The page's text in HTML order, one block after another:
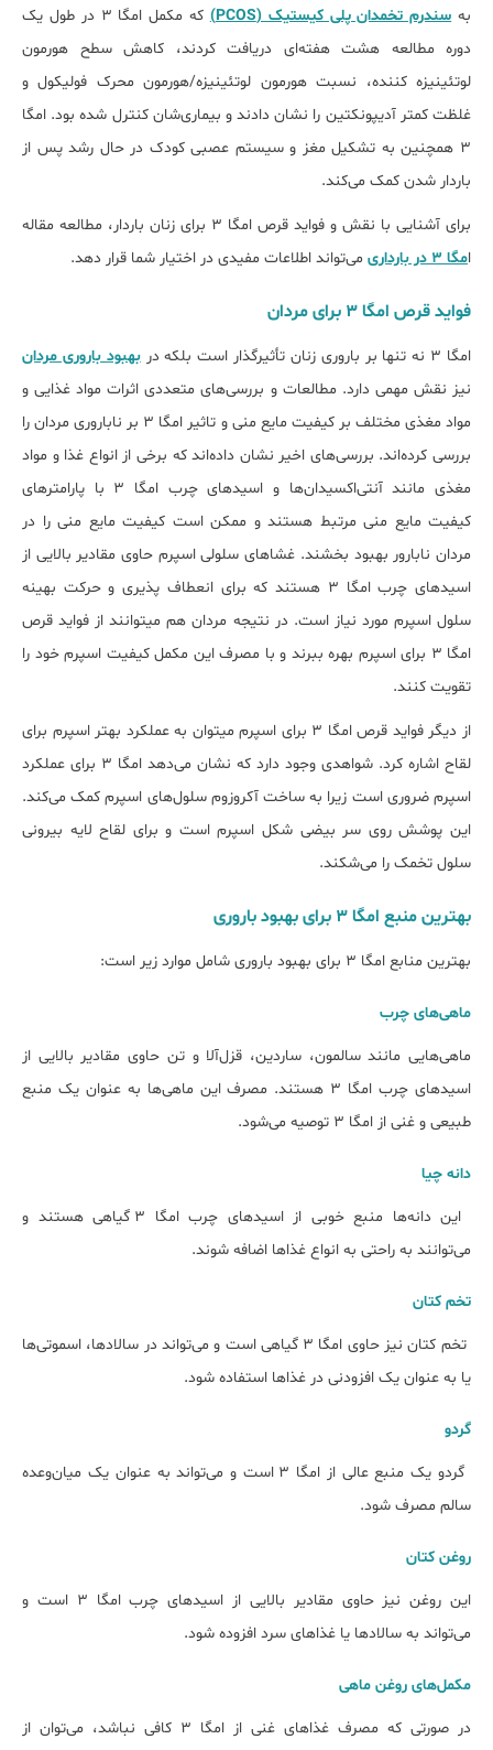
بهسندرم تخمدان پلی کیستیک (PCOS)
که مکمل امگا ۳ در طول یک
دوره مطالعه هشت هفته‌ای دریافت کردند، کاهش سطح هورمون
لوتئینیزه کننده، نسبت هورمون لوتئینیزه/هورمون محرک فولیکول و
غلظت کمتر آدیپونکتین را نشان دادند و بیماری‌شان کنترل شده بود. امگا
3 همچنین به تشکیل مغز و سیستم عصبی کودک در حال رشد پس از
باردار شدن کمک می‌کند.
برای آشنایی با نقش و فواید قرص امگا ۳ برای زنان باردار، مطالعه مقاله
امگا ۳ در بارداری می‌تواند اطلاعات مفیدی در اختیار شما قرار دهد.
فواید قرص امگا ۳ برای مردان
امگا 3 نه تنها بر باروری زنان تأثیرگذار است بلکه در
بهبود باروری مردان
نیز نقش مهمی دارد. مطالعات و بررسی‌های متعددی اثرات مواد غذایی و
مواد مغذی مختلف بر کیفیت مایع منی و تاثیر امگا ۳ بر ناباروری مردان را
بررسی کرده‌اند. بررسی‌های اخیر نشان داده‌اند که برخی از انواع غذا و مواد
مغذی مانند آنتی‌اکسیدان‌ها و اسیدهای چرب امگا ۳ با پارامترهای
کیفیت مایع منی مرتبط هستند و ممکن است کیفیت مایع منی را در
مردان نابارور بهبود بخشند. غشاهای سلولی اسپرم حاوی مقادیر بالایی از
اسیدهای چرب امگا ۳ هستند که برای انعطاف پذیری و حرکت بهینه
سلول اسپرم مورد نیاز است. در نتیجه مردان هم می‎توانند از فواید قرص
امگا ۳ برای اسپرم بهره ببرند و با مصرف این مکمل کیفیت اسپرم خود را
تقویت کنند.
از دیگر فواید قرص امگا 3 برای اسپرم می‎توان به عملکرد بهتر اسپرم برای
لقاح اشاره کرد. شواهدی وجود دارد که نشان می‌دهد امگا 3 برای عملکرد
اسپرم ضروری است زیرا به ساخت آکروزوم سلول‌های اسپرم کمک می‌کند.
این پوشش روی سر بیضی شکل اسپرم است و برای لقاح لایه بیرونی
سلول تخمک را می‌شکند.
بهترین منبع امگا ۳ برای بهبود باروری
بهترین منابع امگا ۳ برای بهبود باروری شامل موارد زیر است:
ماهی‌های چرب
ماهی‌هایی مانند سالمون، ساردین، قزل‌آلا و تن حاوی مقادیر بالایی از
اسیدهای چرب امگا 3 هستند. مصرف این ماهی‌ها به عنوان یک منبع
طبیعی و غنی از امگا 3 توصیه می‌شود.
دانه‌ چیا
این دانه‌ها منبع خوبی از اسیدهای چرب امگا 3 گیاهی هستند و
می‌توانند به راحتی به انواع غذاها اضافه شوند.
تخم کتان
تخم کتان نیز حاوی امگا 3 گیاهی است و می‌تواند در سالادها، اسموتی‌ها
یا به عنوان یک افزودنی در غذاها استفاده شود.
گردو
گردو یک منبع عالی از امگا 3 است و می‌تواند به عنوان یک میان‌وعده
سالم مصرف شود.
روغن کتان
این روغن نیز حاوی مقادیر بالایی از اسیدهای چرب امگا 3 است و
می‌تواند به سالادها یا غذاهای سرد افزوده شود.
مکمل‌های روغن ماهی
در صورتی که مصرف غذاهای غنی از امگا 3 کافی نباشد، می‌توان از